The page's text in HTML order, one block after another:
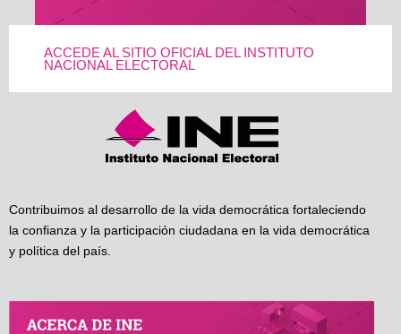
ACCEDE AL SITIO OFICIAL DEL INSTITUTO
NACIONAL ELECTORAL
Contribuimos al desarrollo de la vida democrática fortaleciendo
la confianza y la participación ciudadana en la vida democrática
y política del país.